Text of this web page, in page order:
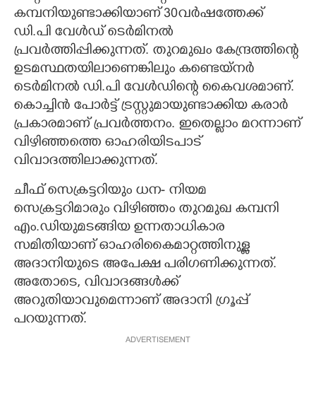
കമ്പനിയുണ്ടാക്കിയാണ് 30വർഷത്തേക്ക്
ഡി.പി വേൾഡ് ടെർമിനൽ
പ്രവർത്തിപ്പിക്കുന്നത്. തുറമുഖം കേന്ദ്രത്തിന്റെ
ഉടമസ്ഥതയിലാണെങ്കിലും കണ്ടെയ്നർ
ടെർമിനൽ ഡി.പി വേൾഡിന്റെ കൈവശമാണ്.
കൊച്ചിൻ പോർട്ട് ട്രസ്റ്റുമായുണ്ടാക്കിയ കരാർ
പ്രകാരമാണ് പ്രവർത്തനം. ഇതെല്ലാം മറന്നാണ്
വിഴിഞ്ഞത്തെ ഓഹരിയിടപാട്
വിവാദത്തിലാക്കുന്നത്.
ചീഫ് സെക്രട്ടറിയും ധന- നിയമ
സെക്രട്ടറിമാരും വിഴിഞ്ഞം തുറമുഖ കമ്പനി
എം.ഡിയുമടങ്ങിയ ഉന്നതാധികാര
സമിതിയാണ് ഓഹരികൈമാറ്റത്തിനുള്ള
അദാനിയുടെ അപേക്ഷ പരിഗണിക്കുന്നത്.
അതോടെ, വിവാദങ്ങൾക്ക്
അറുതിയാവുമെന്നാണ് അദാനി ഗ്രൂപ്പ്
പറയുന്നത്.
ADVERTISEMENT